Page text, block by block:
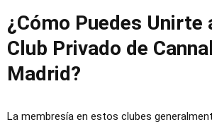
¿Cómo Puedes Unirte
Club Privado de
Madrid?
La membresía en estos clubes